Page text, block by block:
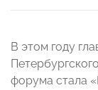
В этом году
форума стала